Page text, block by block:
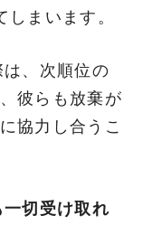
まいます。
は、次順位の
彼らも放棄が
協力し合うこ
切受け取れ